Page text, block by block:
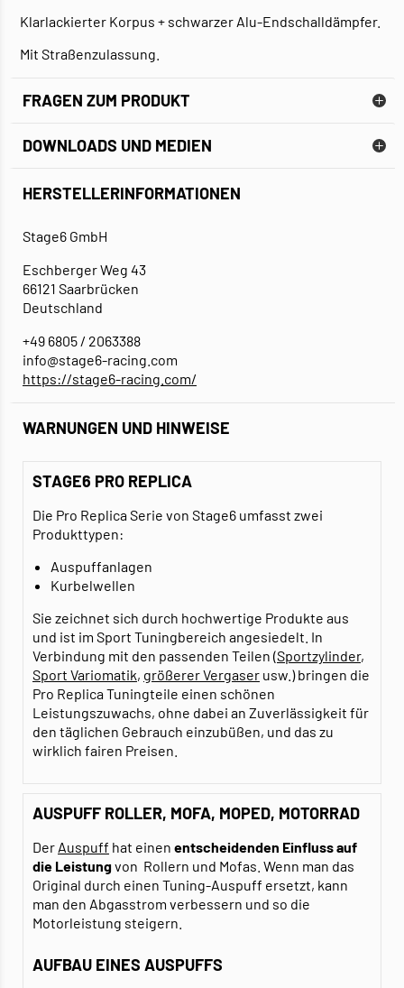
Klarlackierter Korpus + schwarzer Alu-Endschalldämpfer.
Mit Straßenzulassung.
FRAGEN ZUM PRODUKT
DOWNLOADS UND MEDIEN
EINBAUANLEITUNG
HERSTELLERINFORMATIONEN
Stage6 GmbH
Eschberger Weg 43
66121 Saarbrücken
Deutschland
+49 6805 / 2063388
info@stage6-racing.com
https://stage6-racing.com/
WARNUNGEN UND HINWEISE
STAGE6 PRO REPLICA
Die Pro Replica Serie von Stage6 umfasst zwei
Produkttypen:
Auspuffanlagen
Kurbelwellen
Sie zeichnet sich durch hochwertige Produkte aus
und ist im Sport Tuningbereich angesiedelt. In
Verbindung mit den passenden Teilen (Sportzylinder,
Sport Variomatik, größerer Vergaser usw.) bringen die
Pro Replica Tuningteile einen schönen
Leistungszuwachs, ohne dabei an Zuverlässigkeit für
den täglichen Gebrauch einzubüßen, und das zu
wirklich fairen Preisen.
AUSPUFF ROLLER, MOFA, MOPED, MOTORRAD
Der Auspuff hat einen entscheidenden Einfluss auf
die Leistungvon Rollern und Mofas. Wenn man das
Original durch einen Tuning-Auspuff ersetzt, kann
man den Abgasstrom verbessern und so die
Motorleistung steigern.
AUFBAU EINES AUSPUFFS